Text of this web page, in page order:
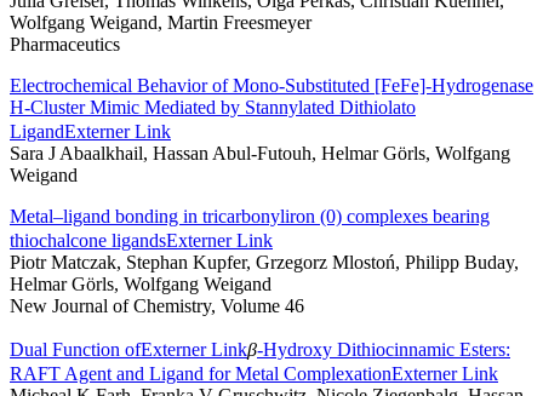
Wolfgang Weigand, Martin Freesmeyer
Pharmaceutics
Electrochemical Behavior of Mono‐Substituted [FeFe]‐Hydrogenase
H‐Cluster Mimic Mediated by Stannylated Dithiolato
LigandExterner Link
Sara J Abaalkhail, Hassan Abul‐Futouh, Helmar Görls, Wolfgang
Weigand
Metal–ligand bonding in tricarbonyliron (0) complexes bearing
thiochalcone ligandsExterner Link
Piotr Matczak, Stephan Kupfer, Grzegorz Mlostoń, Philipp Buday,
Helmar Görls, Wolfgang Weigand
New Journal of Chemistry, Volume 46
Dual Function ofExterner Linkβ‐Hydroxy Dithiocinnamic Esters:
RAFT Agent and Ligand for Metal ComplexationExterner Link